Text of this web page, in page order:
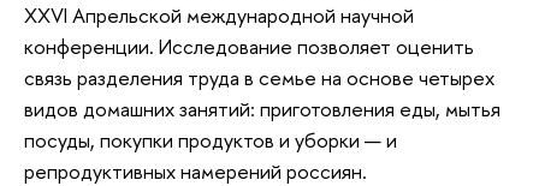
XXVI Апрельской международной научной
конференции. Исследование позволяет оценить
связь разделения труда в семье на основе четырех
видов домашних занятий: приготовления еды, мытья
посуды, покупки продуктов и уборки — и
репродуктивных намерений россиян.